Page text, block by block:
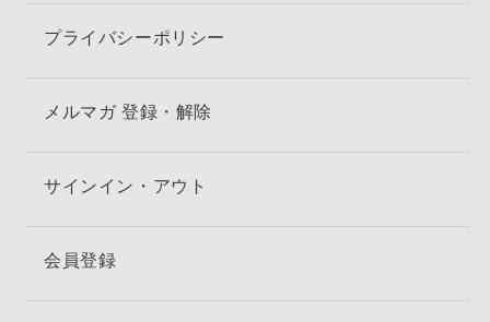
プライバシーポリシー
メルマガ 登録・解除
サインイン・アウト
会員登録